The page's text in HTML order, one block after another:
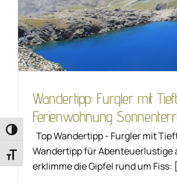
Umschalten auf hohe Kontraste
Schrift vergrößern
Wandern
Wandertipp: Furgler mit
Ferienwohnung
Top Wandertipp - Furgler mit
Wandertipp für Abenteuerlustige
erklimme die Gipfel rund um Fiss: